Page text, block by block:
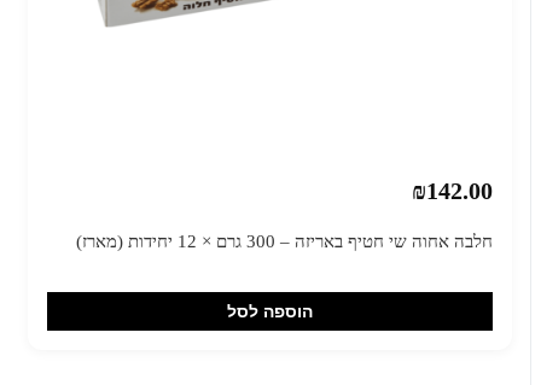
₪142.00
חלבה אחוה שי חטיף באריזה – 300 גרם × 12 יחידות (מארז)
הוספה לסל